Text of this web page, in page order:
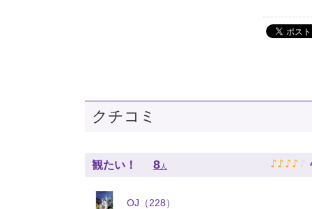
クチコミ
観たい！ 8 人 ♪ ♪ ♪ ♪ ♪
OJ（228）